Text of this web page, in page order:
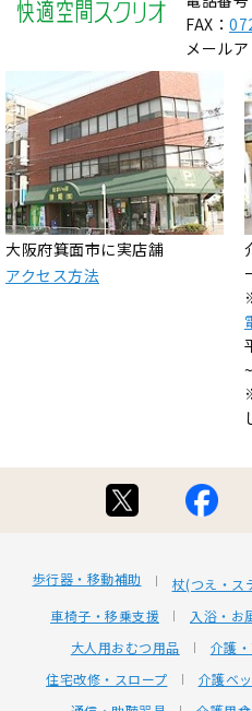
FAX：
メールア
大阪府箕面市に実店舗
アクセス方法
歩行器・移動補助 杖(つえ・ス
車椅子・移乗支援
入浴・お
大人用おむつ用品
介護
住宅改修・スロープ
介護ベ